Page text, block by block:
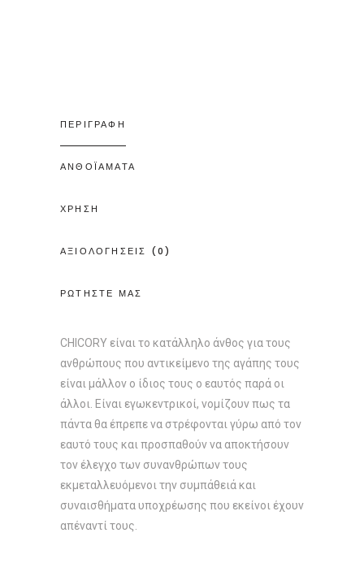
ΠΕΡΙΓΡΑΦΗ
ΑΝΘΟΪΑΜΑΤΑ
ΧΡΗΣΗ
ΑΞΙΟΛΟΓΗΣΕΙΣ (0)
ΡΩΤΗΣΤΕ ΜΑΣ
CHICORY είναι το κατάλληλο άνθος για τους
ανθρώπους που αντικείμενο της αγάπης τους
είναι μάλλον ο ίδιος τους ο εαυτός παρά οι
άλλοι. Είναι εγωκεντρικοί, νομίζουν πως τα
πάντα θα έπρεπε να στρέφονται γύρω από τον
εαυτό τους και προσπαθούν να αποκτήσουν
τον έλεγχο των συνανθρώπων τους
εκμεταλλευόμενοι την συμπάθειά και
συναισθήματα υποχρέωσης που εκείνοι έχουν
απέναντί τους.